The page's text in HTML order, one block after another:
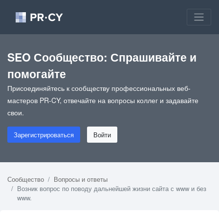
SEO Сообщество: Спрашивайте и
помогайте
Присоединяйтесь к сообществу профессиональных веб-
мастеров PR-CY, отвечайте на вопросы коллег и задавайте
свои.
Зарегистрироваться Войти
Сообщество
Вопросы и ответы
Возник вопрос по поводу дальнейшей жизни сайта с www и без
www.